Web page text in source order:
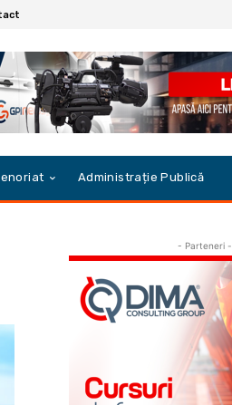
Administrație Publică
- Parteneri -